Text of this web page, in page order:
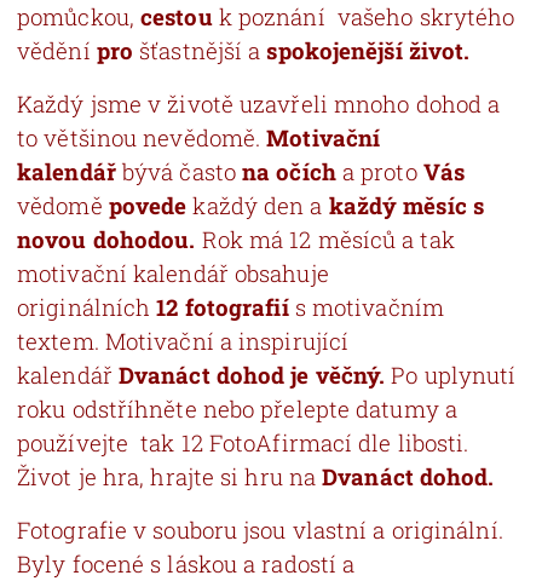
pomůckou,cestouk poznání vašeho skrytého
vědění pro šťastnější aspokojenější život.
Každý jsme v životě uzavřeli mnoho dohod a
to většinou nevědomě.Motivační
kalendářbývá častona očícha protoVás
vědomě povede každý den a každý měsíc s
novou dohodou. Rok má 12 měsíců a tak
motivační kalendář obsahuje
originálních12 fotografiís motivačním
textem. Motivační a inspirující
kalendář Dvanáct dohod je věčný. Po uplynutí
roku odstříhněte nebo přelepte datumy a
používejte tak 12 FotoAfirmací dle libosti.
Život je hra, hrajte si hru naDvanáct dohod.
Fotografie v souboru jsou vlastní a originální.
Byly focené s láskou a radostí a